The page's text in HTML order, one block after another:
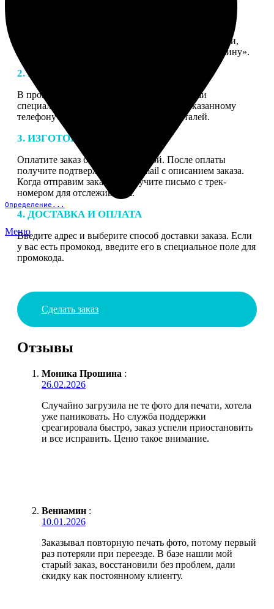
Определение...
Меню
Нажмите «Сделать заказ», выберите тип продукции,
загрузите фотографии, нажмите «Добавить в корзину».
2. МАКЕТ
В процессе подготовки заказа к печати наши
специалисты могут связаться с Вами по указанному
телефону или email для согласования деталей.
3. ИЗГОТОВЛЕНИЕ
Оплатите заказ банковской картой. После оплаты
получите подтверждение на email с описанием заказа.
Когда отправим заказ вы получите письмо с трек-
номером для отслеживания.
4. ДОСТАВКА И ОПЛАТА
Введите адрес и выберите способ доставки заказа. Если
у вас есть промокод, введите его в специальное поле для
промокода.
Сделать заказ
Отзывы
Моника Прошина :
26.02.2026
Случайно загрузила не те фото для печати, хотела
уже паниковать. Но служба поддержки
среагировала быстро, заказ успели приостановить
и все исправить. Ценю такое внимание.
Вениамин :
10.01.2026
Заказывал повторную печать фото, потому первый
раз потеряли при переезде. В базе нашли мой
старый заказ, восстановили без проблем, дали
скидку как постоянному клиенту.